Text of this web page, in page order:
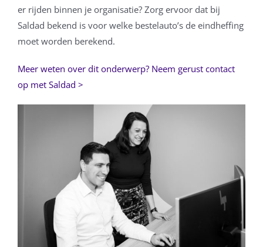
er rijden binnen je organisatie? Zorg ervoor dat bij
Saldad bekend is voor welke bestelauto’s de eindheffing
moet worden berekend.
Meer weten over dit onderwerp? Neem gerust contact
op met Saldad >